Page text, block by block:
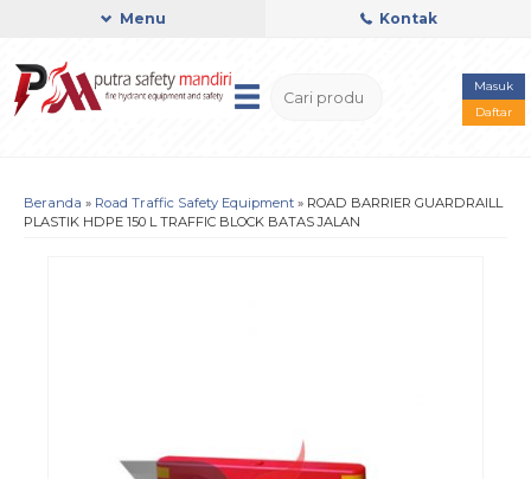
Menu Kontak
Masuk
Daftar
Beranda » Road Traffic Safety Equipment » ROAD BARRIER GUARDRAILL
PLASTIK HDPE 150 L TRAFFIC BLOCK BATAS JALAN